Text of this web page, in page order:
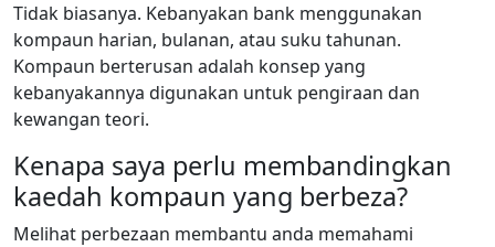
Tidak biasanya. Kebanyakan bank menggunakan
kompaun harian, bulanan, atau suku tahunan.
Kompaun berterusan adalah konsep yang
kebanyakannya digunakan untuk pengiraan dan
kewangan teori.
Kenapa saya perlu membandingkan
kaedah kompaun yang berbeza?
Melihat perbezaan membantu anda memahami